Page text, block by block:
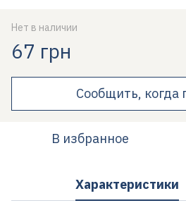
Нет в наличии
67 грн
Сообщить, когда
В избранное
Характеристики